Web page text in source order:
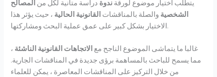
يتطلب اختيار موضوع لورقة ندوة دراسة متأنية لكل من المصالح
الشخصية والصلة بالمناقشات القانونية الحالية ، حيث يؤثر هذا
الاختيار بشكل كبير على عمق عملية البحث ومشاركتها.
غالبا ما يتماشى الموضوع الناجح مع الاتجاهات القانونية الناشئة ،
مما يسمح للباحث بالمساهمة برؤى جديدة في المناقشات الجارية.
من خلال التركيز على المناقشات المعاصرة ، يمكن للعلماء